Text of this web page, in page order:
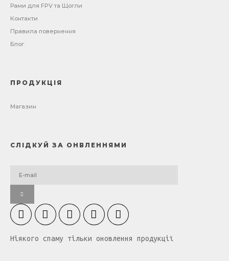
Рами для FPV та Щогли
Контакти
Правила повернення
Блог
ПРОДУКЦІЯ
Магазин
СЛІДКУЙ ЗА ОНВЛЕННЯМИ
Ніякого спаму тільки оновлення продукції